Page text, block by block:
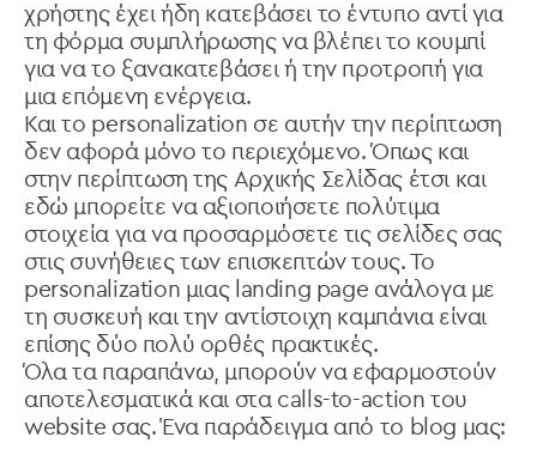
χρήστης έχει ήδη κατεβάσει το έντυπο αντί για
τη φόρμα συμπλήρωσης να βλέπει το κουμπί
για να το ξανακατεβάσει ή την προτροπή για
μια επόμενη ενέργεια.
Και το personalization σε αυτήν την περίπτωση
δεν αφορά μόνο το περιεχόμενο. Όπως και
στην περίπτωση της Αρχικής Σελίδας έτσι και
εδώ μπορείτε να αξιοποιήσετε πολύτιμα
στοιχεία για να προσαρμόσετε τις σελίδες σας
στις συνήθειες των επισκεπτών τους. Το
personalization μιας landing page ανάλογα με
τη συσκευή και την αντίστοιχη καμπάνια είναι
επίσης δύο πολύ ορθές πρακτικές.
Όλα τα παραπάνω, μπορούν να εφαρμοστούν
αποτελεσματικά και στα calls-to-action του
website σας. Ένα παράδειγμα από το blog μας: